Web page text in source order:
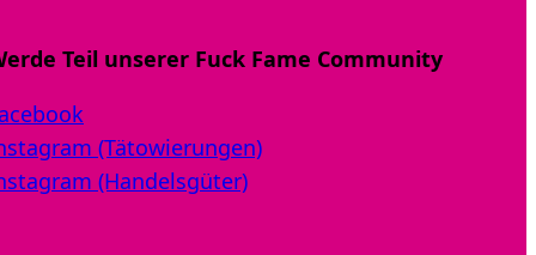
Teil unserer Fuck Fame Community
(Tätowierungen)
(Handelsgüter)